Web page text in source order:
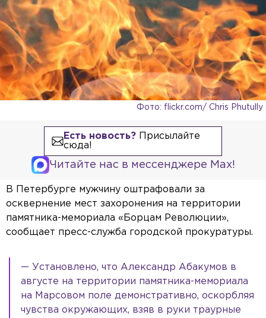
Фото: flickr.com/ Chris Phutully
Есть новость?Присылайте
сюда!
Читайте нас в мессенджере Max!
В Петербурге мужчину оштрафовали за
осквернение мест захоронения на территории
памятника-мемориала «Борцам Революции»,
сообщает пресс-служба городской прокуратуры.
— Установлено, что Александр Абакумов в
августе на территории памятника-мемориала
на Марсовом поле демонстративно, оскорбляя
чувства окружающих, взяв в руки траурные